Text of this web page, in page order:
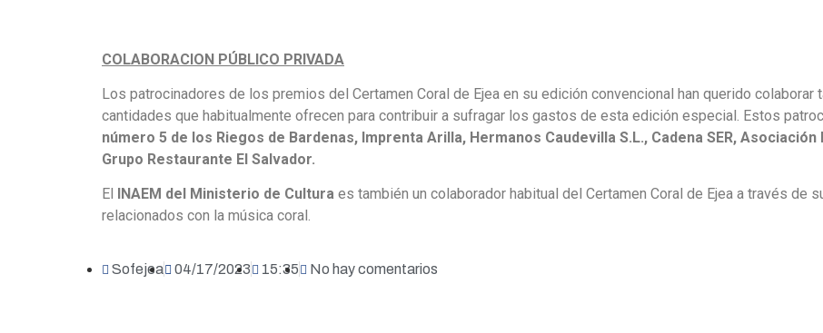
COLABORACION PÚBLICO PRIVADA
Los patrocinadores de los premios del Certamen Coral de Ejea en su edición convencional han querido
cantidades que habitualmente ofrecen para contribuir a sufragar los gastos de esta edición especial. Estos
número 5 de los Riegos de Bardenas, Imprenta Arilla, Hermanos Caudevilla S.L., Cadena SER,
Grupo Restaurante El Salvador.
El INAEM del Ministerio de Cultura es también un colaborador habitual del Certamen Coral de Ejea a través de
relacionados con la música coral.
Sofejea 04/17/2023 15:35 No hay comentarios